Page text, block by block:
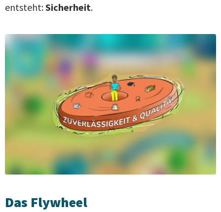
entsteht:Sicherheit.
Das Flywheel